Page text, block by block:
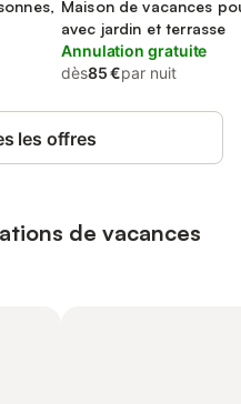
Maison de vacances
avec jardin et terrasse
Annulation gratuite
dès85 €par nuit
les offres
de vacances